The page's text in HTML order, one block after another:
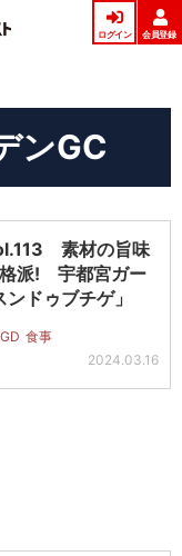
ログイン 会員登録
ンGC
素材の旨味
派! 宇都宮ガー
ドゥブチゲ」
食事
2024.03.16